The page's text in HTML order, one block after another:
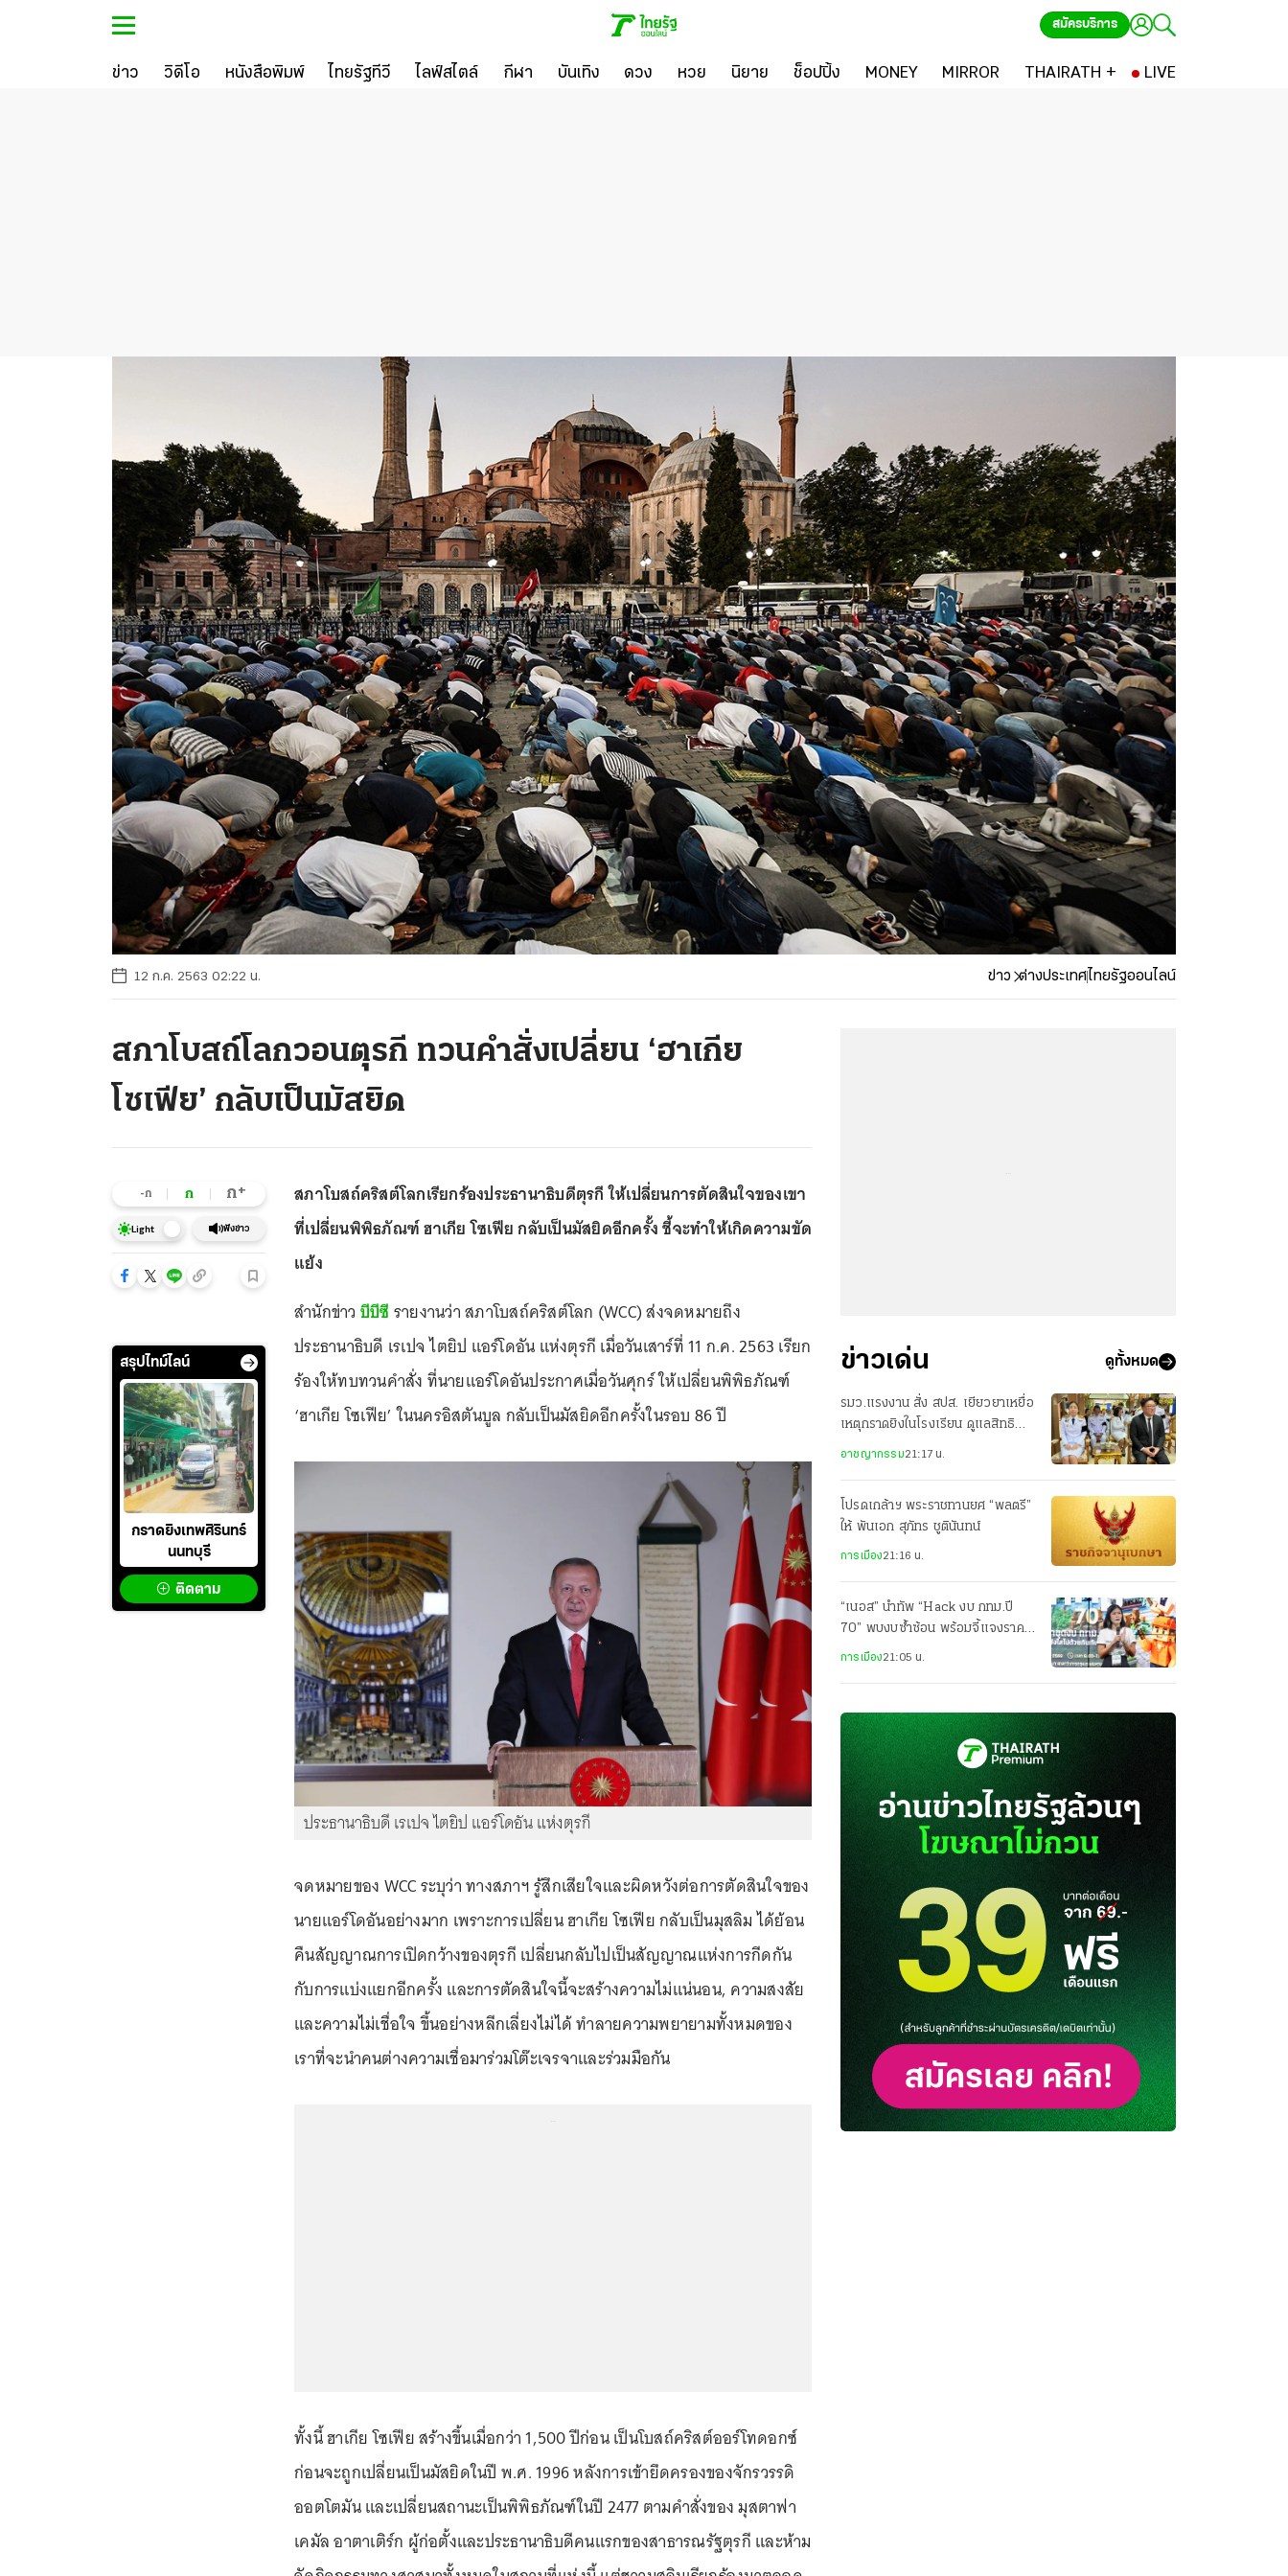
สมัครบริการ
ข่าว วิดีโอ หนังสือพิมพ์ ไทยรัฐทีวี ไลฟ์สไตล์ กีฬา บันเทิง ดวง หวย นิยาย ช็อปปิ้ง MONEY MIRROR THAIRATH + LIVE
12 ก.ค. 2563 02:22 น. ข่าว ต่างประเทศไทยรัฐออนไลน์
สภาโบสถ์โลกวอนตุรกี ทวนคำสั่งเปลี่ยน ‘ฮาเกีย
โซเฟีย’ กลับเป็นมัสยิด
-ก ก ก+
Light ฟังข่าว
สรุปไทม์ไลน์
กราดยิงเทพศิรินทร์
นนทบุรี
ติดตาม
สภาโบสถ์คริสต์โลกเรียกร้องประธานาธิบดีตุรกี ให้เปลี่ยนการตัดสินใจของเขา
ที่เปลี่ยนพิพิธภัณฑ์ ฮาเกีย โซเฟีย กลับเป็นมัสยิดอีกครั้ง ชี้จะทำให้เกิดความขัด
แย้ง
สำนักข่าว บีบีซี รายงานว่า สภาโบสถ์คริสต์โลก (WCC) ส่งจดหมายถึง
ประธานาธิบดี เรเปจ ไตยิป แอร์โดอัน แห่งตุรกี เมื่อวันเสาร์ที่ 11 ก.ค. 2563 เรียก
ร้องให้ทบทวนคำสั่ง ที่นายแอร์โดอันประกาศเมื่อวันศุกร์ ให้เปลี่ยนพิพิธภัณฑ์
‘ฮาเกีย โซเฟีย’ ในนครอิสตันบูล กลับเป็นมัสยิดอีกครั้งในรอบ 86 ปี
ประธานาธิบดี เรเปจ ไตยิป แอร์โดอัน แห่งตุรกี
จดหมายของ WCC ระบุว่า ทางสภาฯ รู้สึกเสียใจและผิดหวังต่อการตัดสินใจของ
นายแอร์โดอันอย่างมาก เพราะการเปลี่ยน ฮาเกีย โซเฟีย กลับเป็นมุสลิม ได้ย้อน
คืนสัญญาณการเปิดกว้างของตุรกี เปลี่ยนกลับไปเป็นสัญญาณแห่งการกีดกัน
กับการแบ่งแยกอีกครั้ง และการตัดสินใจนี้จะสร้างความไม่แน่นอน, ความสงสัย
และความไม่เชื่อใจ ขึ้นอย่างหลีกเลี่ยงไม่ได้ ทำลายความพยายามทั้งหมดของ
เราที่จะนำคนต่างความเชื่อมาร่วมโต๊ะเจรจาและร่วมมือกัน
ทั้งนี้ ฮาเกีย โซเฟีย สร้างขึ้นเมื่อกว่า 1,500 ปีก่อน เป็นโบสถ์คริสต์ออร์โทดอกซ์
ก่อนจะถูกเปลี่ยนเป็นมัสยิดในปี พ.ศ. 1996 หลังการเข้ายึดครองของจักรวรรดิ
ออตโตมัน และเปลี่ยนสถานะเป็นพิพิธภัณฑ์ในปี 2477 ตามคำสั่งของ มุสตาฟา
เคมัล อาตาเติร์ก ผู้ก่อตั้งและประธานาธิบดีคนแรกของสาธารณรัฐตุรกี และห้าม
ข่าวเด่น ดูทั้งหมด
รมว.แรงงาน สั่ง สปส. เยียวยาเหยื่อ
เหตุกราดยิงในโรงเรียน ดูแลสิทธิ
อาชญากรรม21:17 น.
โปรดเกล้าฯ พระราชทานยศ “พลตรี”
ให้ พันเอก สุภัทร ชูตินันทน์
การเมือง21:16 น.
“เนอส” นำทัพ “Hack งบ กทม.ปี
70” พบงบซ้ำซ้อน พร้อมจี้แจงราคา
ครุภัณฑ์
การเมือง21:05 น.